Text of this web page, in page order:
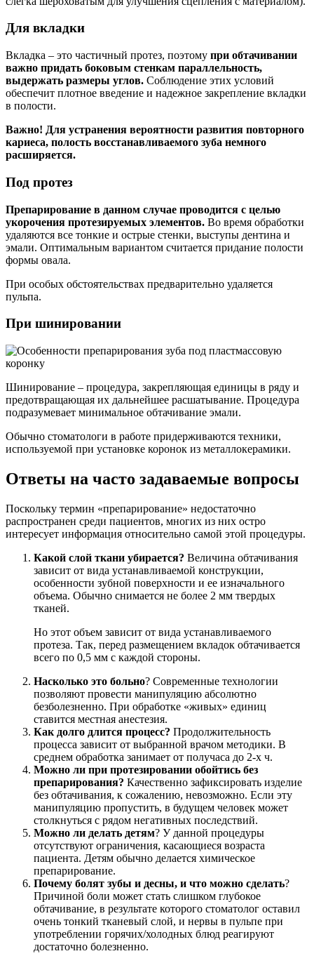
Для вкладки
Вкладка – это частичный протез, поэтому при обтачивании
важно придать боковым стенкам параллельность,
выдержать размеры углов. Соблюдение этих условий
обеспечит плотное введение и надежное закрепление вкладки
в полости.
Важно! Для устранения вероятности развития повторного
кариеса, полость восстанавливаемого зуба немного
расширяется.
Под протез
Препарирование в данном случае проводится с целью
укорочения протезируемых элементов. Во время обработки
удаляются все тонкие и острые стенки, выступы дентина и
эмали. Оптимальным вариантом считается придание полости
формы овала.
При особых обстоятельствах предварительно удаляется
пульпа.
При шинировании
Шинирование – процедура, закрепляющая единицы в ряду и
предотвращающая их дальнейшее расшатывание. Процедура
подразумевает минимальное обтачивание эмали.
Обычно стоматологи в работе придерживаются техники,
используемой при установке коронок из металлокерамики.
Ответы на часто задаваемые вопросы
Поскольку термин «препарирование» недостаточно
распространен среди пациентов, многих из них остро
интересует информация относительно самой этой процедуры.
Какой слой ткани убирается? Величина обтачивания
зависит от вида устанавливаемой конструкции,
особенности зубной поверхности и ее изначального
объема. Обычно снимается не более 2 мм твердых
тканей.
Но этот объем зависит от вида устанавливаемого
протеза. Так, перед размещением вкладок обтачивается
всего по 0,5 мм с каждой стороны.
Насколько это больно? Современные технологии
позволяют провести манипуляцию абсолютно
безболезненно. При обработке «живых» единиц
ставится местная анестезия.
Как долго длится процесс? Продолжительность
процесса зависит от выбранной врачом методики. В
среднем обработка занимает от получаса до 2-х ч.
Можно ли при протезировании обойтись без
препарирования? Качественно зафиксировать изделие
без обтачивания, к сожалению, невозможно. Если эту
манипуляцию пропустить, в будущем человек может
столкнуться с рядом негативных последствий.
Можно ли делать детям? У данной процедуры
отсутствуют ограничения, касающиеся возраста
пациента. Детям обычно делается химическое
препарирование.
Почему болят зубы и десны, и что можно сделать?
Причиной боли может стать слишком глубокое
обтачивание, в результате которого стоматолог оставил
очень тонкий тканевый слой, и нервы в пульпе при
употреблении горячих/холодных блюд реагируют
достаточно болезненно.